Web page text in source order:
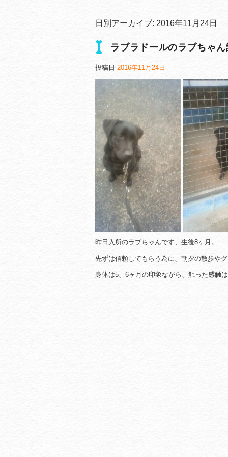
日別アーカイブ: 2016年11月24日
ラブラドールのラブちゃ
投稿日 2016年11月24日
昨日入所のラブちゃんです、生後8ヶ月。
先ずは信頼してもらう為に、朝夕の散歩や
身体は5、6ヶ月の印象ながら、触った感触